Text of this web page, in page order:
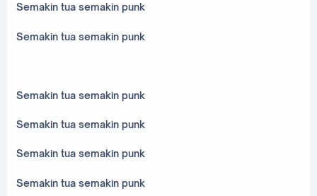
Semakin tua semakin punk
Semakin tua semakin punk
Semakin tua semakin punk
Semakin tua semakin punk
Semakin tua semakin punk
Semakin tua semakin punk